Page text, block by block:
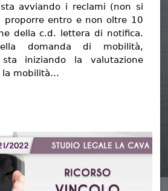
avviando i reclami (non si
entro e non oltre 10
della c.d. lettera di notifica.
domanda di mobilità,
sta iniziando la valutazione
la mobilità…